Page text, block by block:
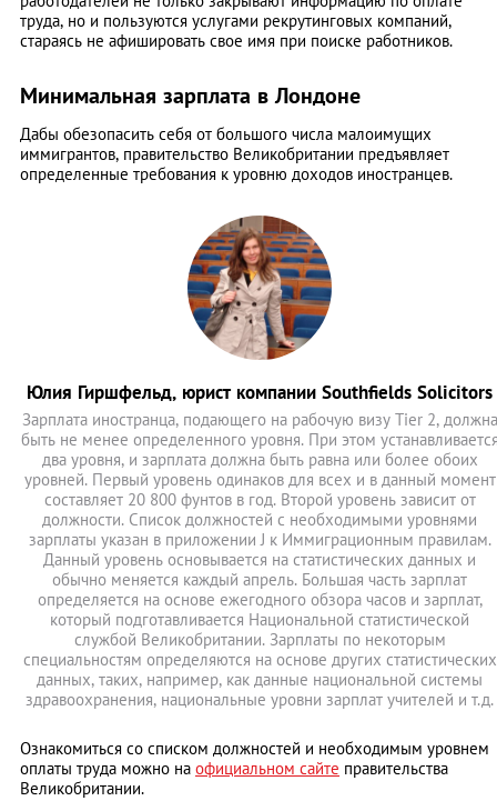
труда, но и пользуются услугами рекрутинговых компаний,
стараясь не афишировать свое имя при поиске работников.
Минимальная зарплата в Лондоне
Дабы обезопасить себя от большого числа малоимущих
иммигрантов, правительство Великобритании предъявляет
определенные требования к уровню доходов иностранцев.
Юлия Гиршфельд, юрист компании Southfields Solicitors
Зарплата иностранца, подающего на рабочую визу Tier 2, должна
быть не менее определенного уровня. При этом
два уровня, и зарплата должна быть равна или более обоих
уровней. Первый уровень одинаков для всех и в данный момент
составляет 20 800 фунтов в год. Второй уровень зависит от
должности. Список должностей с необходимыми уровнями
зарплаты указан в приложении J к Иммиграционным правилам.
Данный уровень основывается на статистических данных и
обычно меняется каждый апрель. Большая часть зарплат
определяется на основе ежегодного обзора часов и зарплат,
который подготавливается Национальной статистической
службой Великобритании. Зарплаты по некоторым
специальностям определяются на основе других статистических
данных, таких, например, как данные национальной системы
здравоохранения, национальные уровни зарплат учителей и т.д.
Ознакомиться со списком должностей и необходимым уровнем
оплаты труда можно на официальном сайте правительства
Великобритании.